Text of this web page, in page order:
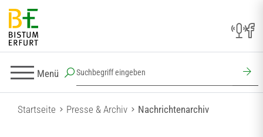
Menü
Startseite Presse & Archiv Nachrichtenarchiv